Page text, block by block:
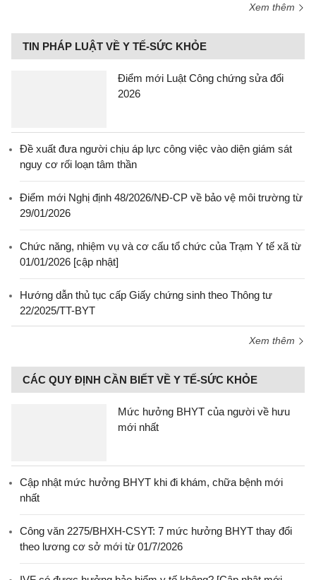
Xem thêm
TIN PHÁP LUẬT VỀ Y TẾ-SỨC KHỎE
Điểm mới Luật Công chứng sửa đổi
2026
Đề xuất đưa người chịu áp lực công việc vào diện giám sát
nguy cơ rối loạn tâm thần
Điểm mới Nghị định 48/2026/NĐ-CP về bảo vệ môi trường từ
29/01/2026
Chức năng, nhiệm vụ và cơ cấu tổ chức của Trạm Y tế xã từ
01/01/2026 [cập nhật]
Hướng dẫn thủ tục cấp Giấy chứng sinh theo Thông tư
22/2025/TT-BYT
Xem thêm
CÁC QUY ĐỊNH CẦN BIẾT VỀ Y TẾ-SỨC KHỎE
Mức hưởng BHYT của người về hưu
mới nhất
Cập nhật mức hưởng BHYT khi đi khám, chữa bệnh mới
nhất
Công văn 2275/BHXH-CSYT: 7 mức hưởng BHYT thay đổi
theo lương cơ sở mới từ 01/7/2026